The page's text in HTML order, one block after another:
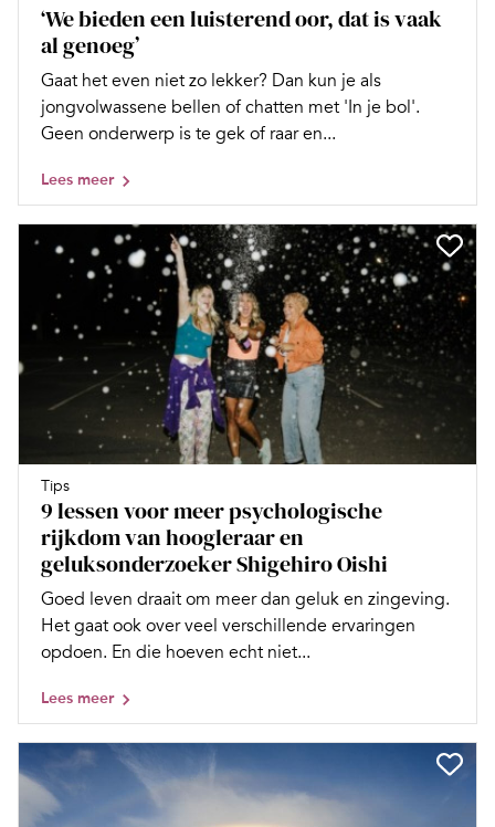
‘We bieden een luisterend oor, dat is vaak
al genoeg’
Gaat het even niet zo lekker? Dan kun je als
jongvolwassene bellen of chatten met 'In je bol'.
Geen onderwerp is te gek of raar en...
Lees meer
Tips
9 lessen voor meer psychologische
rijkdom van hoogleraar en
geluksonderzoeker Shigehiro Oishi
Goed leven draait om meer dan geluk en zingeving.
Het gaat ook over veel verschillende ervaringen
opdoen. En die hoeven echt niet...
Lees meer